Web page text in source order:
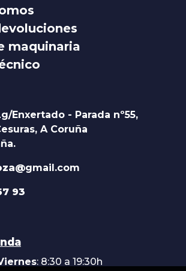
maquinaria
Enxertado - Parada nº55,
A Coruña
gmail.com
93
: 8:30 a 19:30h